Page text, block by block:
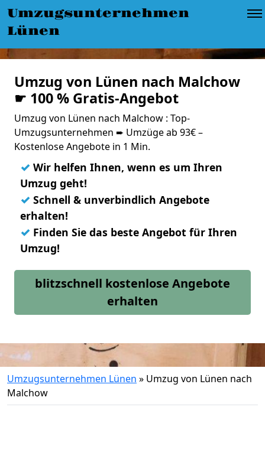
Umzugsunternehmen
Lünen
Umzug von Lünen nach Malchow
☛ 100 % Gratis-Angebot
Umzug von Lünen nach Malchow : Top-
Umzugsunternehmen ➨ Umzüge ab 93€ –
Kostenlose Angebote in 1 Min.
✓ Wir helfen Ihnen, wenn es um Ihren
Umzug geht!
✓ Schnell & unverbindlich Angebote
erhalten!
✓ Finden Sie das beste Angebot für Ihren
Umzug!
blitzschnell kostenlose Angebote
erhalten
Umzugsunternehmen Lünen » Umzug von Lünen nach
Malchow